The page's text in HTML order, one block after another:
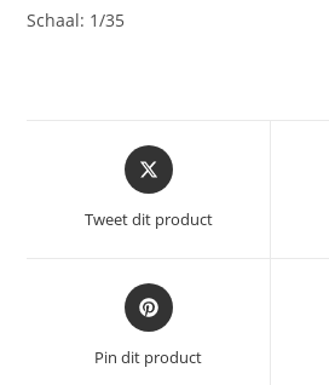
Schaal: 1/35
Opent
in
een
nieuw
Tweet dit product
Opent
in
een
nieuw
Pin dit product